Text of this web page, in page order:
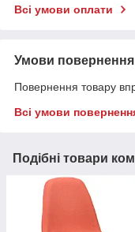
Всі умови оплати
Умови повернення
Повернення товару
Всі умови
Подібні товари